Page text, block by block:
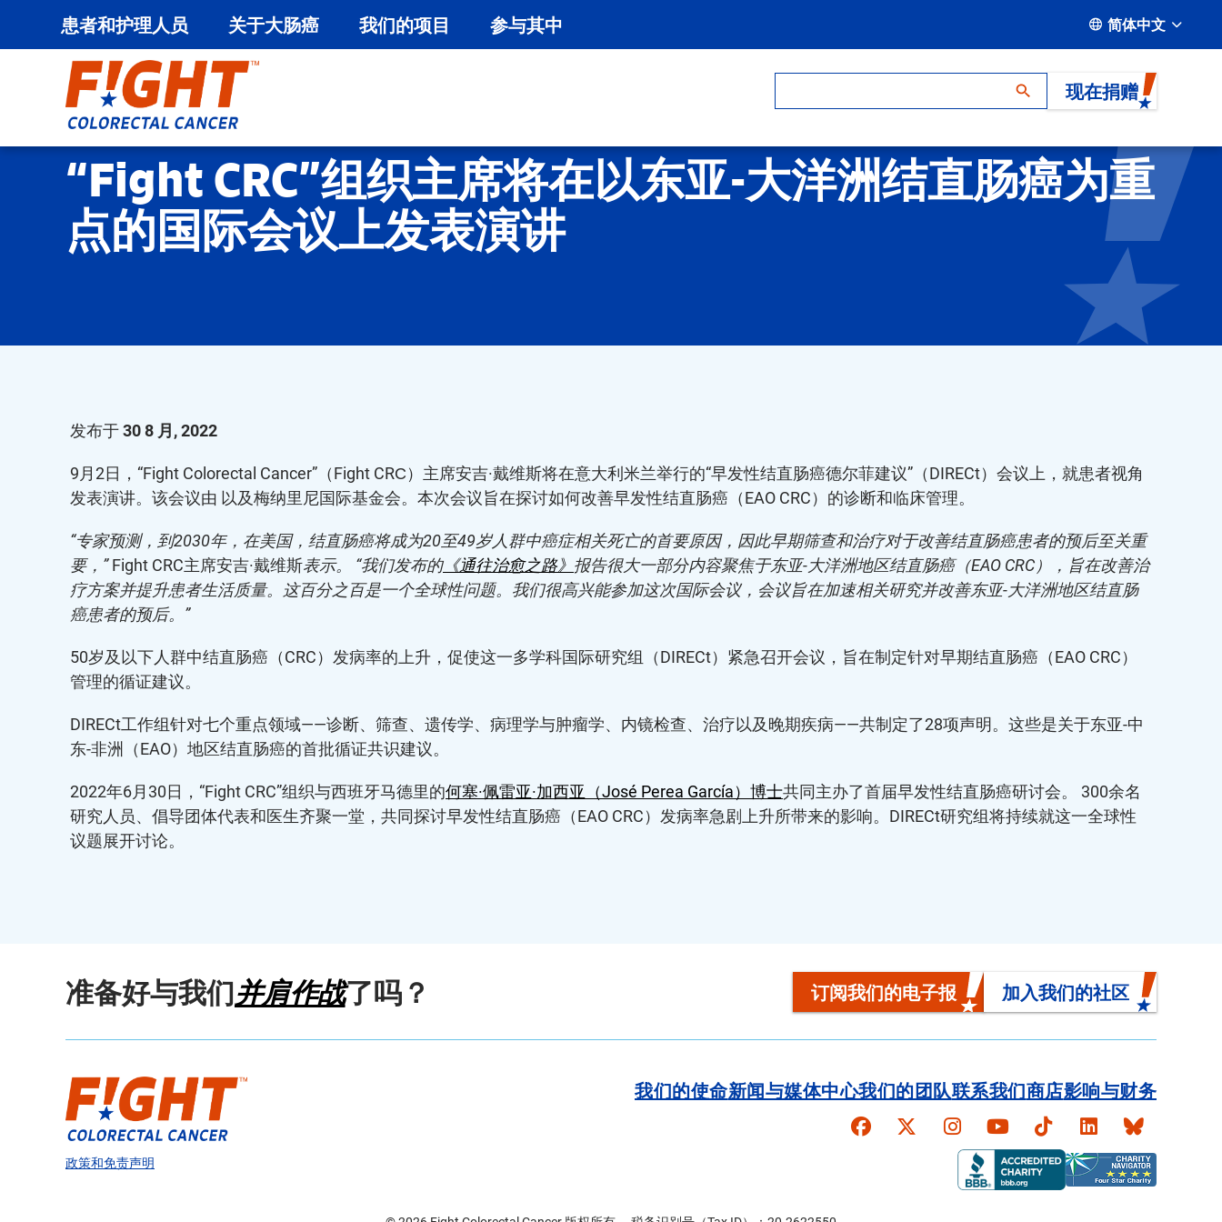
容
患者和护理人员 关于大肠癌 我们的项目 参与其中 简体中文
现在捐赠
“Fight CRC”组织主席将在以东亚-大洋洲结直肠癌为重
点的国际会议上发表演讲
发布于30 8 月, 2022
9月2日，“Fight Colorectal Cancer”（Fight CRC）主席安吉·戴维斯将在意大利米兰举行的“早发性结直肠癌德尔菲建议”（DIRECt）会议上，就患者视角
发表演讲。该会议由 以及梅纳里尼国际基金会。本次会议旨在探讨如何改善早发性结直肠癌（EAO CRC）的诊断和临床管理。
“专家预测，到2030年，在美国，结直肠癌将成为20至49岁人群中癌症相关死亡的首要原因，因此早期筛查和治疗对于改善结直肠癌患者的预后至关重
要，”Fight CRC主席安吉·戴维斯表示。 “我们发布的《通往治愈之路》 报告很大一部分内容聚焦于东亚-大洋洲地区结直肠癌（EAO CRC），旨在改善治
疗方案并提升患者生活质量。这百分之百是一个全球性问题。我们很高兴能参加这次国际会议，会议旨在加速相关研究并改善东亚-大洋洲地区结直肠
癌患者的预后。”
50岁及以下人群中结直肠癌（CRC）发病率的上升，促使这一多学科国际研究组（DIRECt）紧急召开会议，旨在制定针对早期结直肠癌（EAO CRC）
管理的循证建议。
DIRECt工作组针对七个重点领域——诊断、筛查、遗传学、病理学与肿瘤学、内镜检查、治疗以及晚期疾病——共制定了28项声明。这些是关于东亚-中
东-非洲（EAO）地区结直肠癌的首批循证共识建议。
2022年6月30日，“Fight CRC”组织与西班牙马德里的何塞·佩雷亚·加西亚（José Perea García）博士共同主办了首届早发性结直肠癌研讨会。 300余名
研究人员、倡导团体代表和医生齐聚一堂，共同探讨早发性结直肠癌（EAO CRC）发病率急剧上升所带来的影响。DIRECt研究组将持续就这一全球性
议题展开讨论。
准备好与我们并肩作战了吗？ 订阅我们的电子报 加入我们的社区
我们的使命新闻与媒体中心我们的团队联系我们商店影响与财务
Faceboook
X Instagram
YouTubeTikTokLinkedInBluesky
政策和免责声明